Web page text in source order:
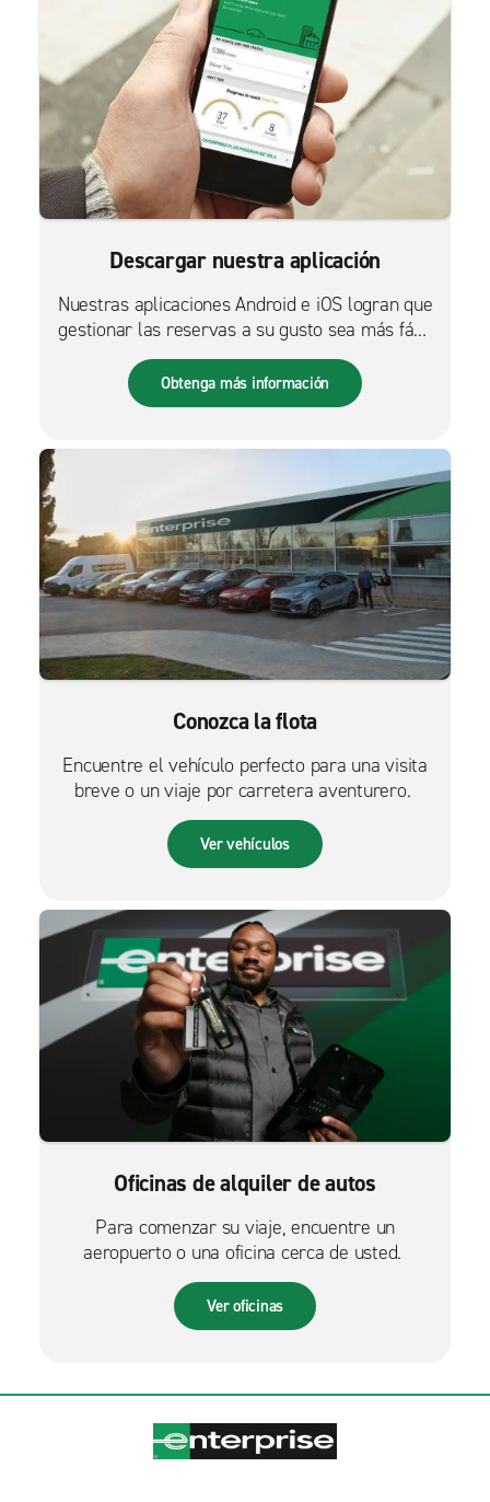
Descargar nuestra aplicación
Nuestras aplicaciones Android e iOS logran que
gestionar las reservas a su gusto sea más fácil
que nunca.
Obtenga más información
Conozca la flota
Encuentre el vehículo perfecto para una visita
breve o un viaje por carretera aventurero.
Ver vehículos
Oficinas de alquiler de autos
Para comenzar su viaje, encuentre un
aeropuerto o una oficina cerca de usted.
Ver oficinas